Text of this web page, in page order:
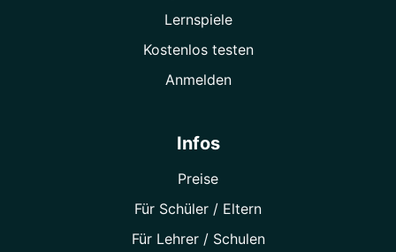
Lernspiele
Kostenlos testen
Anmelden
Infos
Preise
Für Schüler / Eltern
Für Lehrer / Schulen